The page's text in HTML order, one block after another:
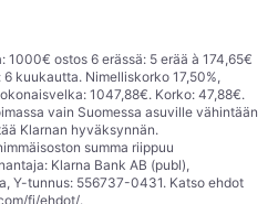
1000€ ostos 6 erässä: 5 erää à 174,65€
kuukautta. Nimelliskorko 17,50%,
1047,88€. Korko: 47,88€.
vain Suomessa asuville vähintään
Klarnan hyväksynnän.
summa riippuu
Klarna Bank AB (publ),
Y-tunnus: 556737-0431. Katso ehdot
fi/ehdot/.